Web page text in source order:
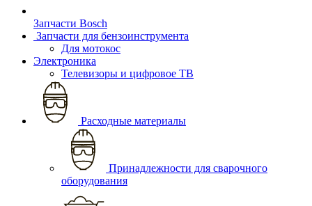
Запчасти Bosch
Запчасти для бензоинструмента
Для мотокос
Электроника
Телевизоры и цифровое ТВ
Расходные материалы
Принадлежности для сварочного
оборудования